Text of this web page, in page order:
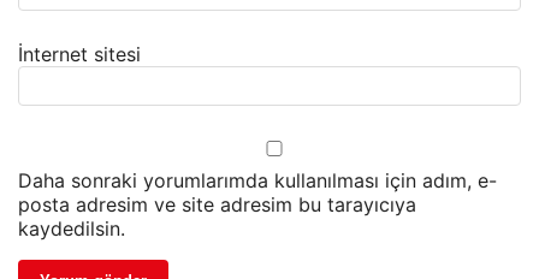
İnternet sitesi
Daha sonraki yorumlarımda kullanılması için adım, e-
posta adresim ve site adresim bu tarayıcıya
kaydedilsin.